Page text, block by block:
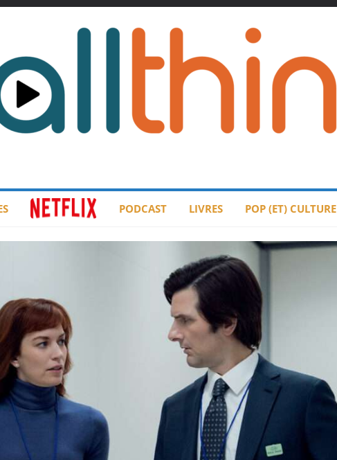
PODCAST LIVRES POP (ET) CULTURE